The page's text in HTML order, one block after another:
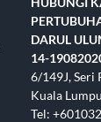
DARUL
14-
6/149J, Seri
Kuala
Tel: